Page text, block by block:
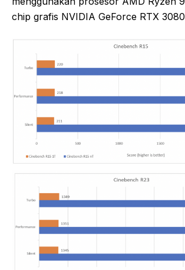
chip grafis NVIDIA GeForce RTX